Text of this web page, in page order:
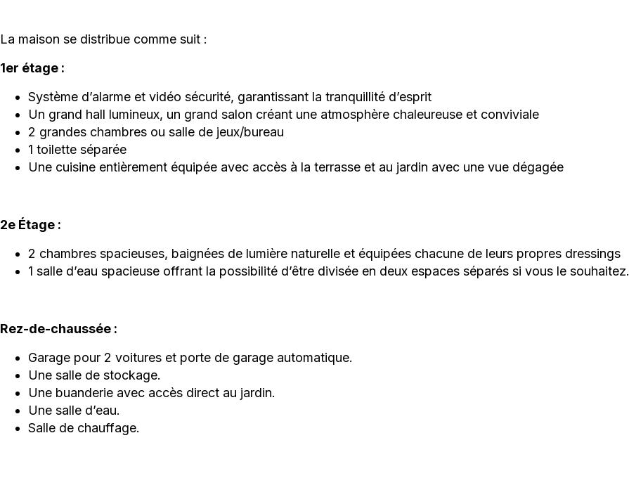
La maison se distribue comme suit :
1er étage :
Système d’alarme et vidéo sécurité, garantissant la tranquillité d’esprit
Un grand hall lumineux, un grand salon créant une atmosphère chaleureuse et conviviale
2 grandes chambres ou salle de jeux/bureau
1 toilette séparée
Une cuisine entièrement équipée avec accès à la terrasse et au jardin avec une vue dégagée
2e Étage :
2 chambres spacieuses, baignées de lumière naturelle et équipées chacune de leurs propres dressings
1 salle d’eau spacieuse offrant la possibilité d’être divisée en deux espaces séparés si vous le souhaitez.
Rez-de-chaussée :
Garage pour 2 voitures et porte de garage automatique.
Une salle de stockage.
Une buanderie avec accès direct au jardin.
Une salle d’eau.
Salle de chauffage.